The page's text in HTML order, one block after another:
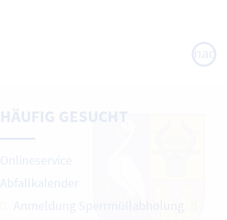
nach
oben
HÄUFIG GESUCHT
Onlineservice
Abfallkalender
Anmeldung Sperrmüllabholung